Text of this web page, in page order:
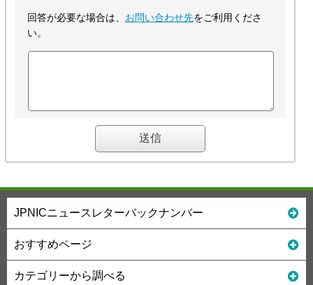
回答が必要な場合は、 お問い合わせ先をご利用くださ
い。
JPNICニュースレターバックナンバー
おすすめページ
カテゴリーから調べる